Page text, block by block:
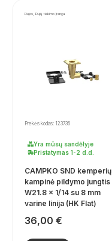
Dujos, Dujų tiekimo įranga
Prekės kodas: 123736
Yra mūsų sandėlyje
Pristatymas 1-2 d.d.
CAMPKO SND kemperių
kampinė pildymo jungtis
W21.8 x 1/14 su 8 mm
varine linija (HK Flat)
36,00 €